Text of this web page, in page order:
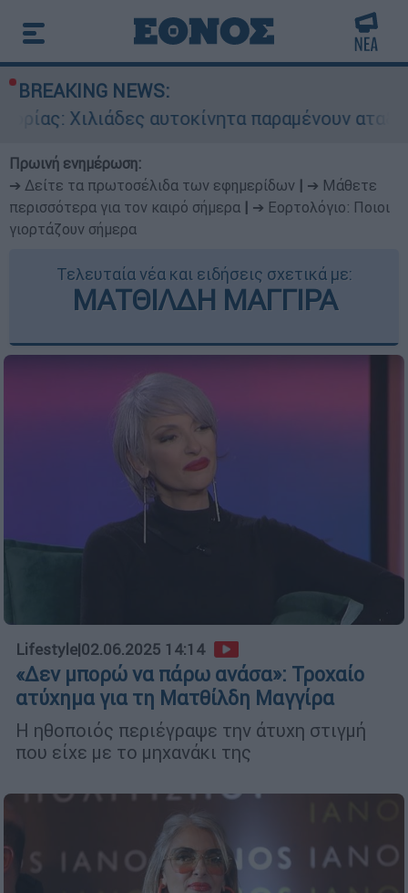
BREAKING NEWS:
αυτοκίνητα παραμένουν αταξινόμητα -
Πρωινή ενημέρωση:
➔ Δείτε τα πρωτοσέλιδα των εφημερίδων
➔ Μάθετε
περισσότερα για τον καιρό σήμερα
➔ Εορτολόγιο: Ποιοι
γιορτάζουν σήμερα
Τελευταία νέα και ειδήσεις σχετικά με:
ΜΑΤΘΙΛΔΗ ΜΑΓΓΙΡΑ
Lifestyle|02.06.2025 14:14
«Δεν μπορώ να πάρω ανάσα»: Τροχαίο
ατύχημα για τη Ματθίλδη Μαγγίρα
Η ηθοποιός περιέγραψε την άτυχη στιγμή
που είχε με το μηχανάκι της